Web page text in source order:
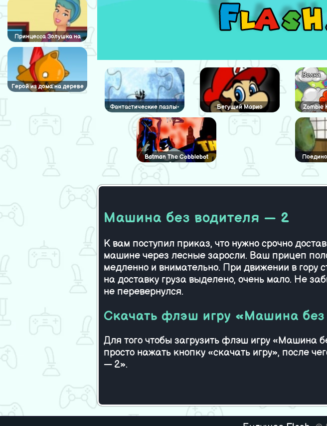
Принцесса Золушка на
Хэллоуин
Герой из дома на дереве
Фантастические пазлы-
головоломки
Бегущий Марио
Zombie
Batman The Cobblebot
Caper
Машина без водителя — 2
К вам поступил приказ, что нужно срочно
машине через лесные заросли. Ваш прицеп
медленно и внимательно. При движении в гору
на доставку груза выделено, очень мало. Не
не перевернулся.
Скачать флэш игру «Машина
Для того чтобы загрузить флэш игру «Машина
просто нажать кнопку «скачать игру», после
— 2».